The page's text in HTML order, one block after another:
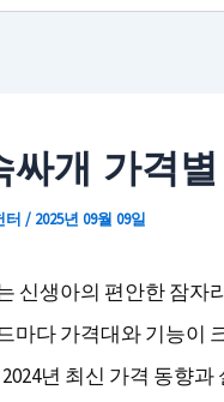
싸개 가격
터 / 2025년 09월 09일
신생아의 편안한 잠자
마다 가격대와 기능이
년 최신 가격 동향